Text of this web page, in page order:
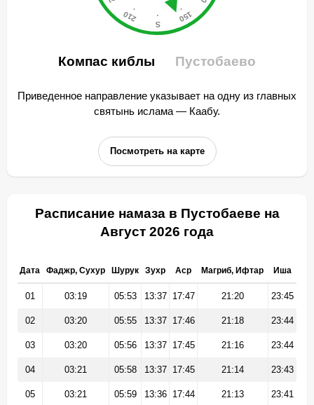
Компас киблы Пустобаево
Приведенное направление указывает на одну из главных
святынь ислама — Каабу.
Посмотреть на карте
Расписание намаза в Пустобаеве на
Август 2026 года
Дата Фаджр, Сухур Шурук Зухр Аср Магриб, Ифтар Иша
01 03:19 05:53 13:37 17:47 21:20 23:45
02 03:20 05:55 13:37 17:46 21:18 23:44
03 03:20 05:56 13:37 17:45 21:16 23:44
04 03:21 05:58 13:37 17:45 21:14 23:43
05 03:21 05:59 13:36 17:44 21:13 23:41